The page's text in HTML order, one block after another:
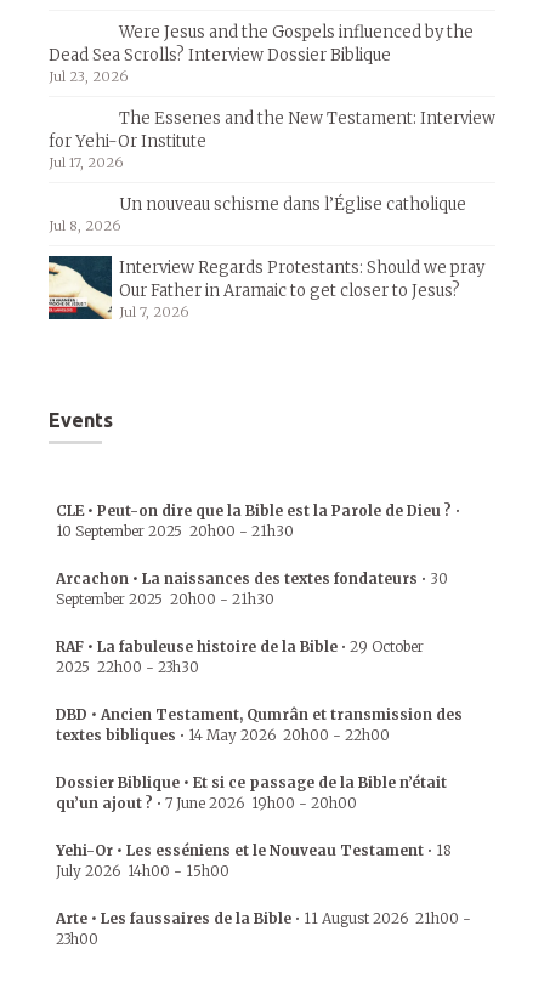
Were Jesus and the Gospels influenced by the
Dead Sea Scrolls? Interview Dossier Biblique
Jul 23, 2026
The Essenes and the New Testament: Interview
for Yehi-Or Institute
Jul 17, 2026
Un nouveau schisme dans l’Église catholique
Jul 8, 2026
Interview Regards Protestants: Should we pray
Our Father in Aramaic to get closer to Jesus?
Jul 7, 2026
Events
CLE • Peut-on dire que la Bible est la Parole de Dieu ? •
10 September 2025 20h00 - 21h30
Arcachon • La naissances des textes fondateurs • 30
September 2025 20h00 - 21h30
RAF • La fabuleuse histoire de la Bible • 29 October
2025 22h00 - 23h30
DBD • Ancien Testament, Qumrân et transmission des
textes bibliques • 14 May 2026 20h00 - 22h00
Dossier Biblique • Et si ce passage de la Bible n’était
qu’un ajout ? • 7 June 2026 19h00 - 20h00
Yehi-Or • Les esséniens et le Nouveau Testament • 18
July 2026 14h00 - 15h00
Arte • Les faussaires de la Bible • 11 August 2026 21h00 -
23h00